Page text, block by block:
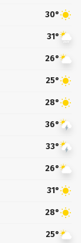
30°
31°
26°
25°
28°
36°
33°
26°
31°
28°
25°